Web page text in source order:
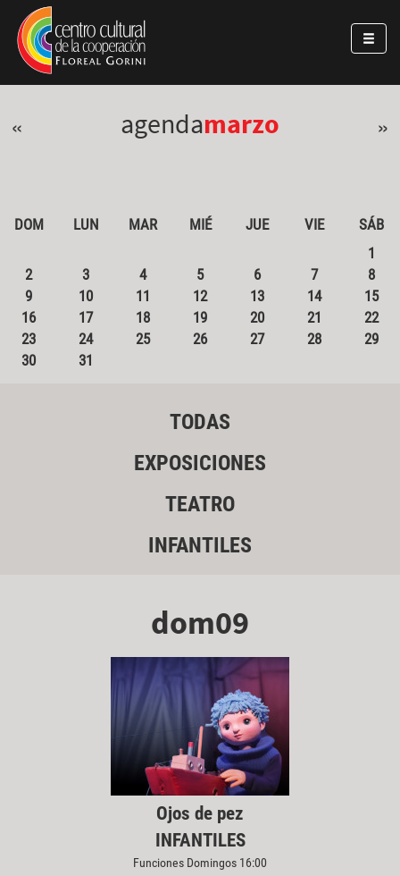
Pasar al contenido principal
Jump to main content
« agendamarzo »
DOM LUN MAR MIÉ JUE VIE
SÁB
1
2
3 4 5 6 7
8
9
10 11 12 13 14
15
16
17 18 19 20 21
22
23
24 25 26 27 28
29
30
31
TODAS
EXPOSICIONES
TEATRO
INFANTILES
dom09
Ojos de pez
INFANTILES
Funciones Domingos 16:00